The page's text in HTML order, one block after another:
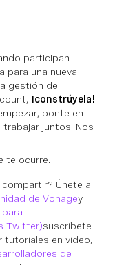
participan
para una nueva
gestión de
¡constrúyela!
ponte en
juntos. Nos
te ocurre.
Únete a
de Vonagey
Twitter)suscríbete
tutoriales en video,
de